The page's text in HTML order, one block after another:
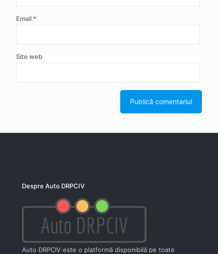
Email *
Site web
Despre Auto DRPCIV
Auto DRPCIV este o platformă disponibilă pe toate